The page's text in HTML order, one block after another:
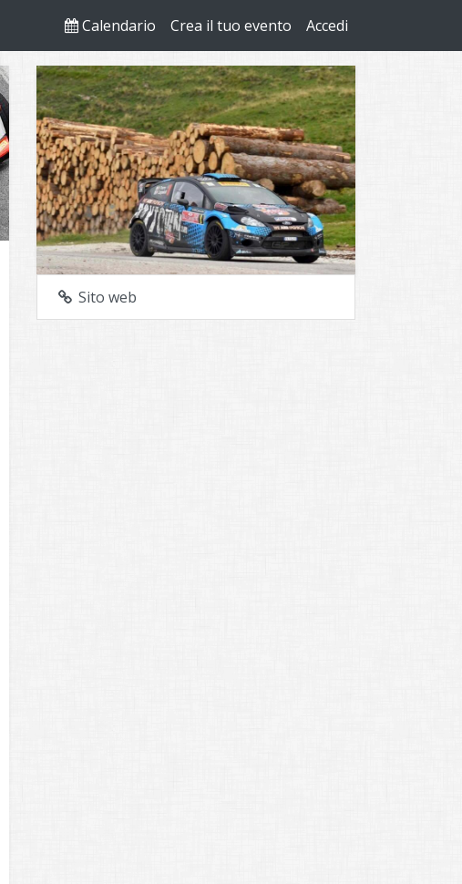
Calendario Crea il tuo evento Accedi
Sito web